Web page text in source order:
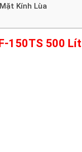
Kính Lùa
150TS 500